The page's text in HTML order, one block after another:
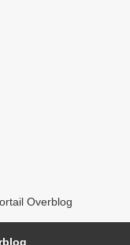
Overblog